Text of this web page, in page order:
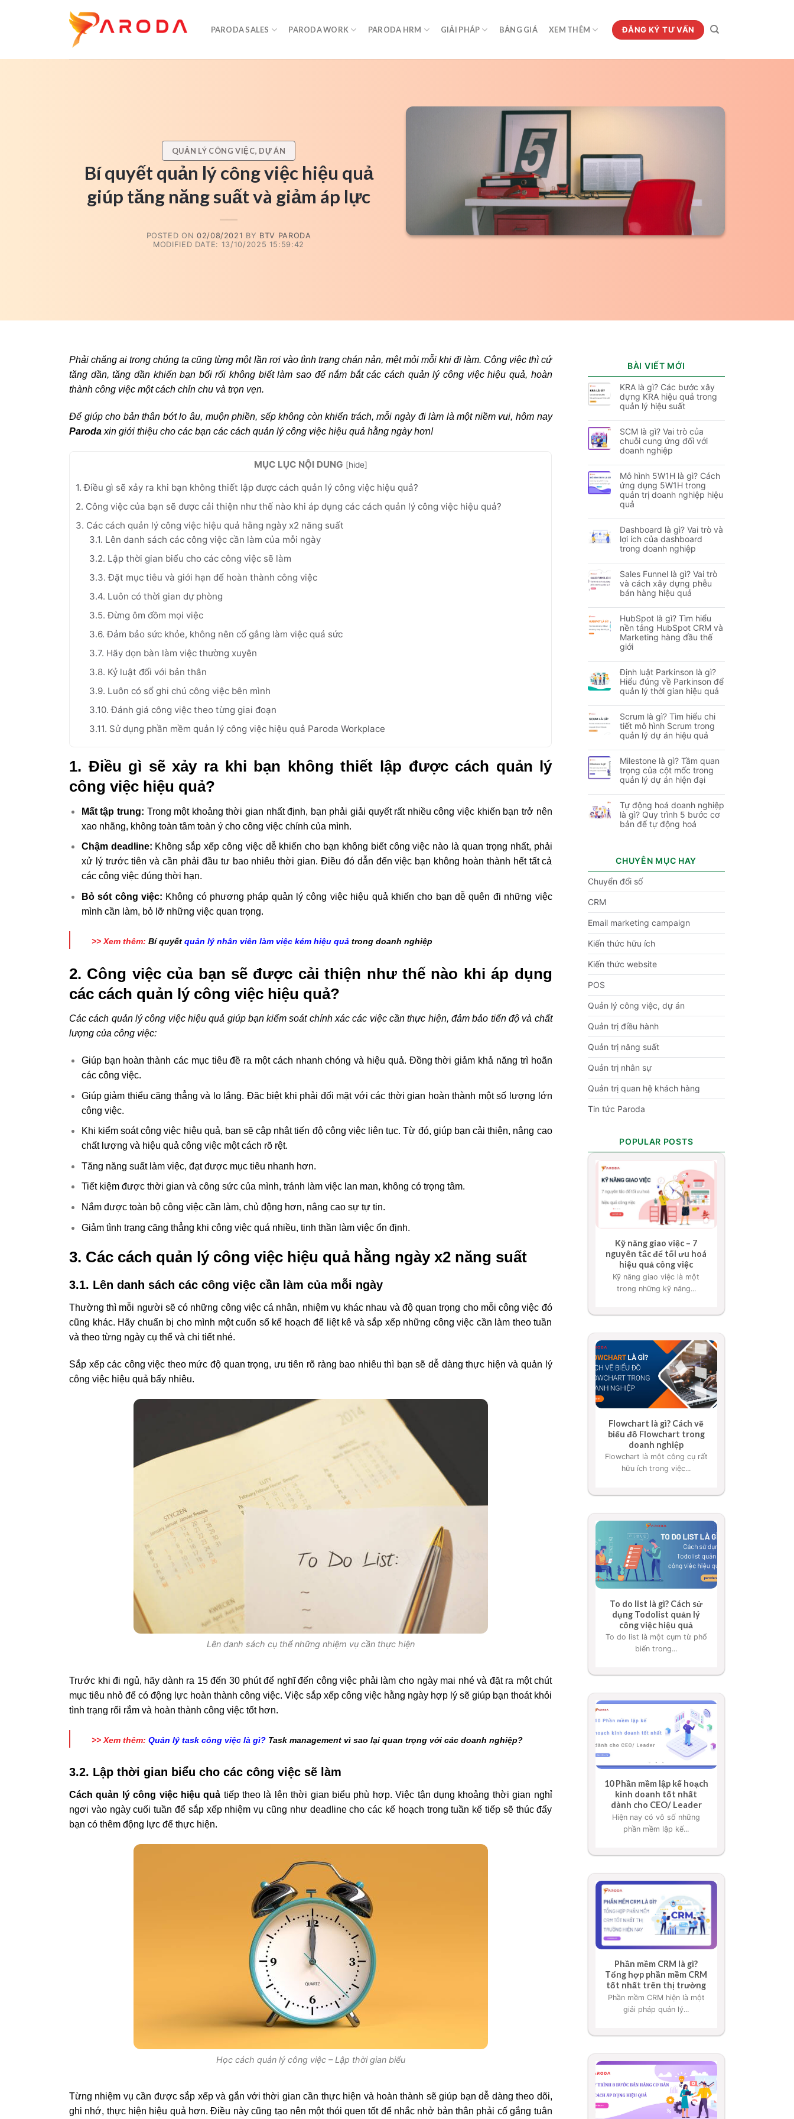
PARODA SALES PARODA WORK PARODA HRM GIẢI PHÁP BẢNG GIÁ XEM THÊM ĐĂNG KÝ TƯ VẤN
QUẢN LÝ CÔNG VIỆC, DỰ ÁN
Bí quyết quản lý công việc hiệu quả
giúp tăng năng suất và giảm áp lực
POSTED ON 02/08/2021 BY BTV PARODA
MODIFIED DATE: 13/10/2025 15:59:42
Phải chăng ai trong chúng ta cũng từng một lần rơi vào tình trạng chán nản, mệt mỏi mỗi khi đi làm. Công việc thì cứ
tăng dần, tăng dần khiến bạn bối rối không biết làm sao để nắm bắt cáccách quản lý công việc hiệu quả, hoàn
thành công việc một cách chỉn chu và trọn vẹn.
Để giúp cho bản thân bớt lo âu, muộn phiền, sếp không còn khiển trách, mỗi ngày đi làm là một niềm vui, hôm nay
Paroda xin giới thiệu cho các bạn các cách quản lý công việc hiệu quả hằng ngày hơn!
MỤC LỤC NỘI DUNG [hide]
1. Điều gì sẽ xảy ra khi bạn không thiết lập được cách quản lý công việc hiệu quả?
2. Công việc của bạn sẽ được cải thiện như thế nào khi áp dụng các cách quản lý công việc hiệu quả?
3. Các cách quản lý công việc hiệu quả hằng ngày x2 năng suất
3.1. Lên danh sách các công việc cần làm của mỗi ngày
3.2. Lập thời gian biểu cho các công việc sẽ làm
3.3. Đặt mục tiêu và giới hạn để hoàn thành công việc
3.4. Luôn có thời gian dự phòng
3.5. Đừng ôm đồm mọi việc
3.6. Đảm bảo sức khỏe, không nên cố gắng làm việc quá sức
3.7. Hãy dọn bàn làm việc thường xuyên
3.8. Kỷ luật đối với bản thân
3.9. Luôn có sổ ghi chú công việc bên mình
3.10. Đánh giá công việc theo từng giai đoạn
3.11. Sử dụng phần mềm quản lý công việc hiệu quả Paroda Workplace
1. Điều gì sẽ xảy ra khi bạn không thiết lập được cách quản lý
công việc hiệu quả?
Mất tập trung: Trong một khoảng thời gian nhất định, bạn phải giải quyết rất nhiều công việc khiến bạn trở nên
xao nhãng, không toàn tâm toàn ý cho công việc chính của mình.
Chậm deadline: Không sắp xếp công việc dễ khiến cho bạn không biết công việc nào là quan trọng nhất, phải
xử lý trước tiên và cần phải đầu tư bao nhiêu thời gian. Điều đó dẫn đến việc bạn không hoàn thành hết tất cả
các công việc đúng thời hạn.
Bỏ sót công việc: Không có phương pháp quản lý công việc hiệu quả khiến cho bạn dễ quên đi những việc
mình cần làm, bỏ lỡ những việc quan trọng.
>> Xem thêm: Bí quyết quản lý nhân viên làm việc kém hiệu quả trong doanh nghiệp
2. Công việc của bạn sẽ được cải thiện như thế nào khi áp dụng
các cách quản lý công việc hiệu quả?
Các cách quản lý công việc hiệu quả giúp bạn kiểm soát chính xác các việc cần thực hiện, đảm bảo tiến độ và chất
lượng của công việc:
Giúp bạn hoàn thành các mục tiêu đề ra một cách nhanh chóng và hiệu quả. Đồng thời giảm khả năng trì hoãn
các công việc.
Giúp giảm thiểu căng thẳng và lo lắng. Đăc biệt khi phải đối mặt với các thời gian hoàn thành một số lượng lớn
công việc.
Khi kiểm soát công việc hiệu quả, bạn sẽ cập nhật tiến độ công việc liên tục. Từ đó, giúp bạn cải thiện, nâng cao
chất lượng và hiệu quả công việc một cách rõ rệt.
Tăng năng suất làm việc, đạt được mục tiêu nhanh hơn.
Tiết kiệm được thời gian và công sức của mình, tránh làm việc lan man, không có trọng tâm.
Nắm được toàn bộ công việc cần làm, chủ động hơn, nâng cao sự tự tin.
Giảm tình trạng căng thẳng khi công việc quá nhiều, tinh thần làm việc ổn định.
3. Các cách quản lý công việc hiệu quả hằng ngày x2 năng suất
3.1. Lên danh sách các công việc cần làm của mỗi ngày
Thường thì mỗi người sẽ có những công việc cá nhân, nhiệm vụ khác nhau và độ quan trọng cho mỗi công việc đó
cũng khác. Hãy chuẩn bị cho mình một cuốn sổ kế hoạch để liệt kê và sắp xếp những công việc cần làm theo tuần
và theo từng ngày cụ thể và chi tiết nhé.
Sắp xếp các công việc theo mức độ quan trọng, ưu tiên rõ ràng bao nhiêu thì bạn sẽ dễ dàng thực hiện và quản lý
công việc hiệu quả bấy nhiêu.
Lên danh sách cụ thể những nhiệm vụ cần thực hiện
Trước khi đi ngủ, hãy dành ra 15 đến 30 phút để nghĩ đến công việc phải làm cho ngày mai nhé và đặt ra một chút
mục tiêu nhỏ để có động lực hoàn thành công việc. Việc sắp xếp công việc hằng ngày hợp lý sẽ giúp bạn thoát khỏi
tình trạng rối rắm và hoàn thành công việc tốt hơn.
>> Xem thêm: Quản lý task công việc là gì? Task management vì sao lại quan trọng với các doanh nghiệp?
3.2. Lập thời gian biểu cho các công việc sẽ làm
Cách quản lý công việc hiệu quả tiếp theo là lên thời gian biểu phù hợp. Việc tận dụng khoảng thời gian nghỉ
ngơi vào ngày cuối tuần để sắp xếp nhiệm vụ cũng như deadline cho các kế hoạch trong tuần kế tiếp sẽ thúc đẩy
bạn có thêm động lực để thực hiện.
Học cách quản lý công việc – Lập thời gian biểu
Từng nhiệm vụ cần được sắp xếp và gắn với thời gian cần thực hiện và hoàn thành sẽ giúp bạn dễ dàng theo dõi,
ghi nhớ, thực hiện hiệu quả hơn. Điều này cũng tạo nên một thói quen tốt để nhắc nhở bản thân phải cố gắng tuân
BÀI VIẾT MỚI
KRA là gì? Các bước xây
dựng KRA hiệu quả trong
quản lý hiệu suất
SCM là gì? Vai trò của
chuỗi cung ứng đối với
doanh nghiệp
Mô hình 5W1H là gì? Cách
ứng dụng 5W1H trong
quản trị doanh nghiệp hiệu
quả
Dashboard là gì? Vai trò và
lợi ích của dashboard
trong doanh nghiệp
Sales Funnel là gì? Vai trò
và cách xây dựng phễu
bán hàng hiệu quả
HubSpot là gì? Tìm hiểu
nền tảng HubSpot CRM và
Marketing hàng đầu thế
giới
Định luật Parkinson là gì?
Hiểu đúng về Parkinson để
quản lý thời gian hiệu quả
Scrum là gì? Tìm hiểu chi
tiết mô hình Scrum trong
quản lý dự án hiệu quả
Milestone là gì? Tầm quan
trọng của cột mốc trong
quản lý dự án hiện đại
Tự động hoá doanh nghiệp
là gì? Quy trình 5 bước cơ
bản để tự động hoá
CHUYÊN MỤC HAY
Chuyển đổi số
CRM
Email marketing campaign
Kiến thức hữu ích
Kiến thức website
POS
Quản lý công việc, dự án
Quản trị điều hành
Quản trị năng suất
Quản trị nhân sự
Quản trị quan hệ khách hàng
Tin tức Paroda
POPULAR POSTS
Kỹ năng giao việc – 7
nguyên tắc để tối ưu hoá
hiệu quả công việc
Kỹ năng giao việc là một
trong những kỹ năng...
Flowchart là gì? Cách vẽ
biểu đồ Flowchart trong
doanh nghiệp
Flowchart là một công cụ rất
hữu ích trong việc...
To do list là gì? Cách sử
dụng Todolist quản lý
công việc hiệu quả
To do list là một cụm từ phổ
biến trong...
10 Phần mềm lập kế hoạch
kinh doanh tốt nhất
dành cho CEO/ Leader
Hiện nay có vô số những
phần mềm lập kế...
Phần mềm CRM là gì?
Tổng hợp phần mềm CRM
tốt nhất trên thị trường
Phần mềm CRM hiện là một
giải pháp quản lý...